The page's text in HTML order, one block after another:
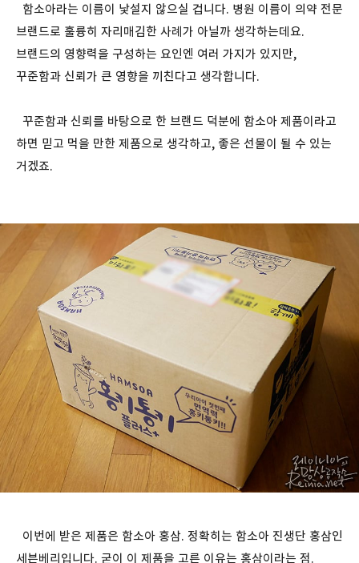
함소아라는 이름이 낯설지 않으실 겁니다. 병원 이름이 의약 전문
브랜드로 훌륭히 자리매김한 사례가 아닐까 생각하는데요.
브랜드의 영향력을 구성하는 요인엔 여러 가지가 있지만,
꾸준함과 신뢰가 큰 영향을 끼친다고 생각합니다.
꾸준함과 신뢰를 바탕으로 한 브랜드 덕분에 함소아 제품이라고
하면 믿고 먹을 만한 제품으로 생각하고, 좋은 선물이 될 수 있는
거겠죠.
이번에 받은 제품은 함소아 홍삼. 정확히는 함소아 진생단 홍삼인
세븐베리입니다. 굳이 이 제품을 고른 이유는 홍삼이라는 점.